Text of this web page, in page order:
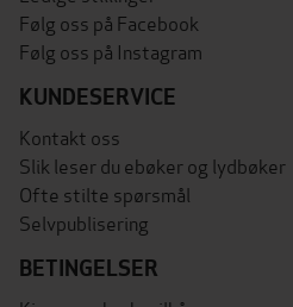
Følg oss på Facebook
Følg oss på Instagram
KUNDESERVICE
Kontakt oss
Slik leser du ebøker og lydbøker
Ofte stilte spørsmål
Selvpublisering
BETINGELSER